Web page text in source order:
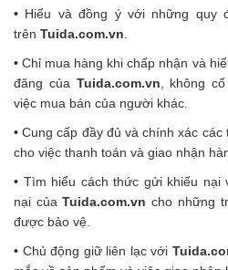
• Hiểu và đồng ý với những quy
trên Tuida.com.vn
•Chỉ mua hàng khi chấp nhận và
đăng của Tuida.com.vn , không
việc mua bán của người khác.
•Cung cấp đầy đủ và chính xác
cho việc thanh toán và giao nhận
• Tìm hiểu cách thức gửi khiếu nại
nại củaTuida.com.vn cho những
được bảo vệ.
• Chủ động giữ liên lạc với